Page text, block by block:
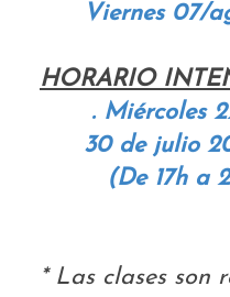
Viernes 07/
HORARIO
. Miércoles
30 de julio
(De 17h a
* Las clases son